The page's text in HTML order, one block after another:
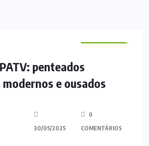
penteados
e ousados
30/05/2025
0
COMENTÁRIOS